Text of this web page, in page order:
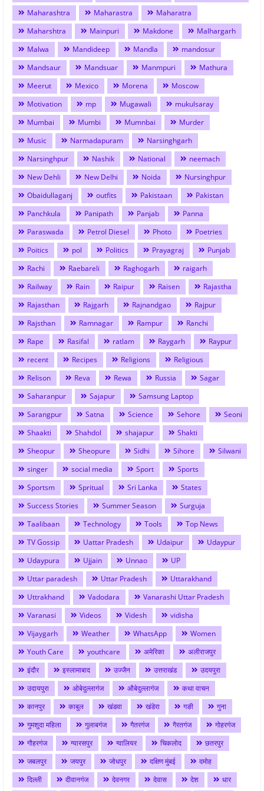
Maharashtra
Maharastra
Maharatra
Maharshtra
Mainpuri Makdone
Malhargarh
Malwa
Mandideep Mandla
mandosur
Mandsaur
Mandsuar Manmpuri
Mathura
Meerut
Mexico Morena
Moscow
Motivation
mp Mugawali
mukulsaray
Mumbai
Mumbi Mumnbai
Murder
Music
Narmadapuram
Narsinghgarh
Narsinghpur
Nashik National
neemach
New Dehli
New Delhi Noida
Nursinghpur
Obaidullaganj
outfits Pakistaan
Pakistan
Panchkula
Panipath Panjab
Panna
Paraswada
Petrol Diesel Photo
Poetries
Poitics
pol Politics Prayagraj
Punjab
Rachi
Raebareli Raghogarh
raigarh
Railway
Rain Raipur Raisen
Rajastha
Rajasthan
Rajgarh Rajnandgao
Rajpur
Rajsthan
Ramnagar Rampur
Ranchi
Rape
Rasifal ratlam Raygarh
Raypur
recent
Recipes Religions
Religious
Relison
Reva Rewa Russia
Sagar
Saharanpur
Sajapur
Samsung Laptop
Sarangpur
Satna Science Sehore
Seoni
Shaakti
Shahdol shajapur
Shakti
Sheopur
Sheopure Sidhi Sihore
Silwani
singer
social media Sport
Sports
Sportsm
Spritual Sri Lanka
States
Success Stories
Summer Season
Surguja
Taalibaan
Technology Tools
Top News
TV Gossip
Uattar Pradesh Udaipur
Udaypur
Udaypura
Ujjain Unnao
UP
Uttar paradesh
Uttar Pradesh
Uttarakhand
Uttrakhand
Vadodara
Vanarashi Uttar Pradesh
Varanasi
Videos Videsh
vidisha
Vijaygarh
Weather WhatsApp
Women
Youth Care
youthcare अमेरिका
अलीराजपुर
इंदौर
इस्लामाबाद उज्जैन उत्तराखंड
उदयपुरा
उदायपुरा
ओबेदुल्लागंज औबेदुल्लागंज
कथा वाचन
कानपुर
काबुल खंडवा खंडेरा गङी
गुना
गुमशुदा महिला
गुलाबगंज गैतरगंज गैरतगंज
गोहरगंज
गौहरगंज
ग्यारसपुर ग्वालियर चिकलोद
छतरपुर
जबलपुर
जयपुर जोधपुर दक्षिण मुंबई
दमोह
दिल्ली
दीवानगंज देवनगर देवास देश
धार